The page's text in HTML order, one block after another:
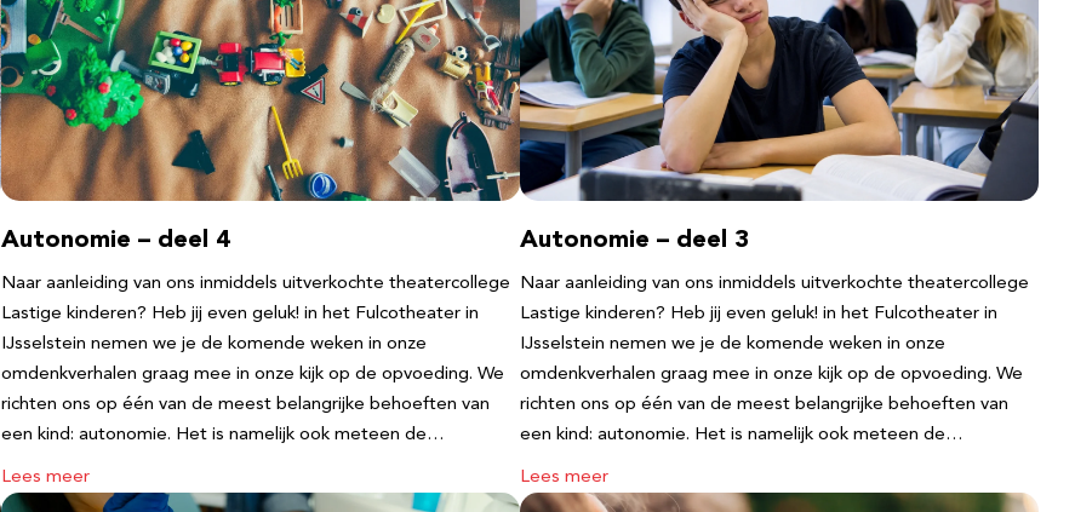
Autonomie – deel 4
Naar aanleiding van ons inmiddels uitverkochte theatercollege
Lastige kinderen? Heb jij even geluk! in het Fulcotheater in
IJsselstein nemen we je de komende weken in onze
omdenkverhalen graag mee in onze kijk op de opvoeding. We
richten ons op één van de meest belangrijke behoeften van
een kind: autonomie. Het is namelijk ook meteen de…
Lees meer
Autonomie – deel 3
Naar aanleiding van ons inmiddels uitverkochte theatercollege
Lastige kinderen? Heb jij even geluk! in het Fulcotheater in
IJsselstein nemen we je de komende weken in onze
omdenkverhalen graag mee in onze kijk op de opvoeding. We
richten ons op één van de meest belangrijke behoeften van
een kind: autonomie. Het is namelijk ook meteen de…
Lees meer